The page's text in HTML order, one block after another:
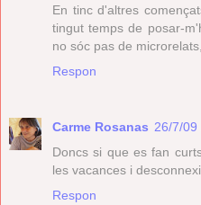
En tinc d'altres
tingut temps de posar-
no sóc pas de
Respon
Carme Rosanas 26/7/09
Doncs si que es fan
les vacances i
Respon